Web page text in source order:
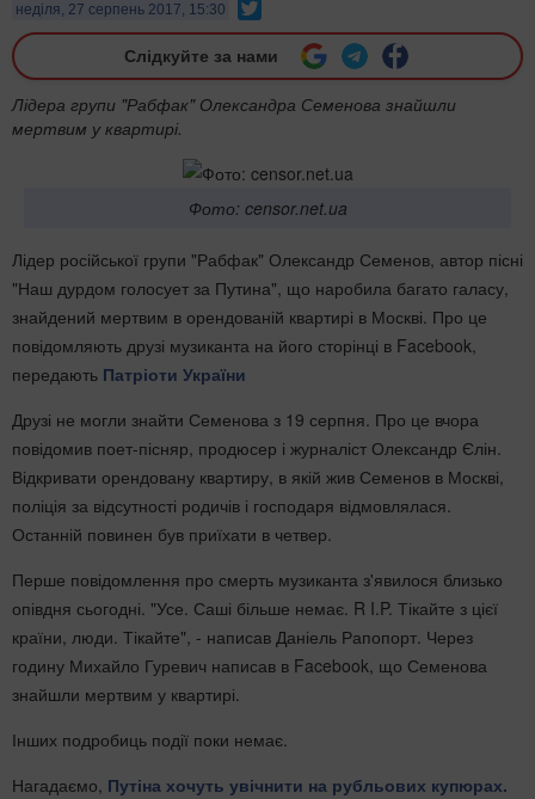
неділя, 27 серпень 2017, 15:30
Слідкуйте за нами
Лідера групи "Рабфак" Олександра Семенова знайшли
мертвим у квартирі.
Фото: censor.net.ua
Лідер російської групи "Рабфак" Олександр Семенов, автор пісні
"Наш дурдом голосует за Путина", що наробила багато галасу,
знайдений мертвим в орендованій квартирі в Москві. Про це
повідомляють друзі музиканта на його сторінці в Facebook,
передають Патріоти України
Друзі не могли знайти Семенова з 19 серпня. Про це вчора
повідомив поет-пісняр, продюсер і журналіст Олександр Єлін.
Відкривати орендовану квартиру, в якій жив Семенов в Москві,
поліція за відсутності родичів і господаря відмовлялася.
Останній повинен був приїхати в четвер.
Перше повідомлення про смерть музиканта з'явилося близько
опівдня сьогодні. "Усе. Саші більше немає. R I.P. Тікайте з цієї
країни, люди. Тікайте", - написав Даніель Рапопорт. Через
годину Михайло Гуревич написав в Facebook, що Семенова
знайшли мертвим у квартирі.
Інших подробиць події поки немає.
Нагадаємо, Путіна хочуть увічнити на рубльових купюрах.